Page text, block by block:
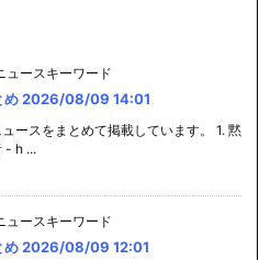
ニュースキーワード
め 2026/08/09 14:01
ースをまとめて掲載しています。 1. 黙
- h ...
ニュースキーワード
め 2026/08/09 12:01